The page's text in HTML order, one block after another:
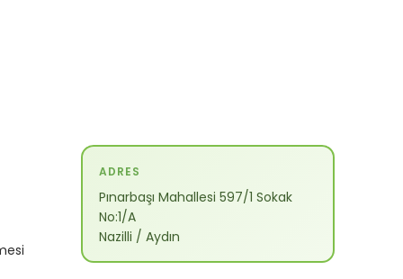
ADRES
Pınarbaşı Mahallesi 597/1 Sokak
No:1/A
Nazilli / Aydın